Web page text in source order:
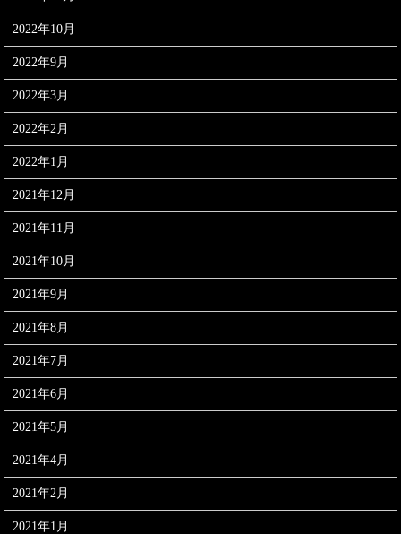
2022年10月
2022年9月
2022年3月
2022年2月
2022年1月
2021年12月
2021年11月
2021年10月
2021年9月
2021年8月
2021年7月
2021年6月
2021年5月
2021年4月
2021年2月
2021年1月